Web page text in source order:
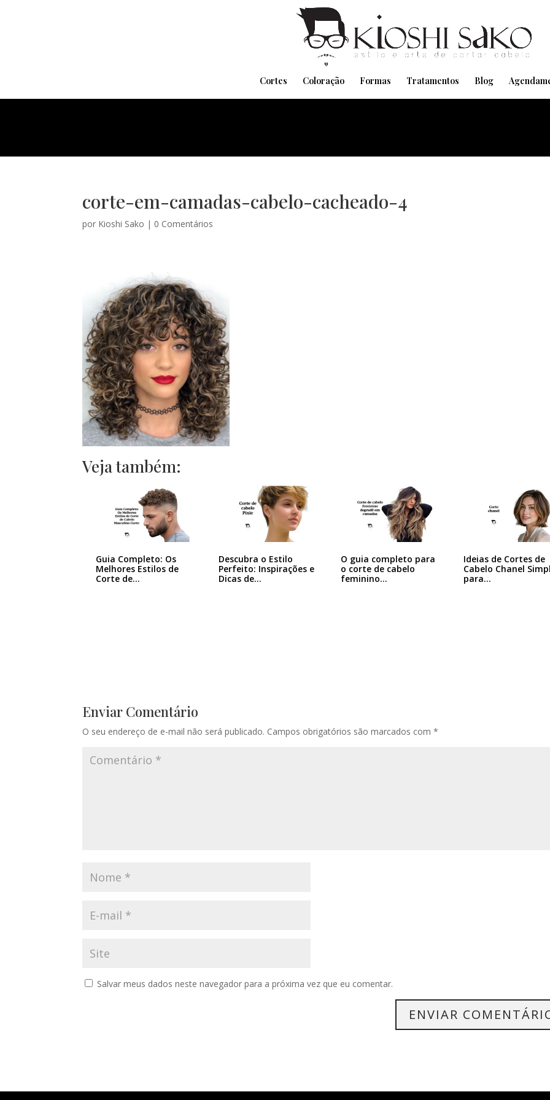
Cortes Coloração Formas Tratamentos Blog
corte-em-camadas-cabelo-cacheado-4
por Kioshi Sako | 0 Comentários
Veja também:
Guia Completo: Os
Melhores Estilos de
Corte de…
Descubra o Estilo
Perfeito: Inspirações e
Dicas de…
O guia completo para
o corte de cabelo
feminino…
Ideias de Cortes de
Cabelo Chanel
para…
Enviar Comentário
O seu endereço de e-mail não será publicado. Campos obrigatórios são marcados com*
Salvar meus dados neste navegador para a próxima vez que eu comentar.
Pensando em transformar seu Visual??
Agende pelo Whatsapp